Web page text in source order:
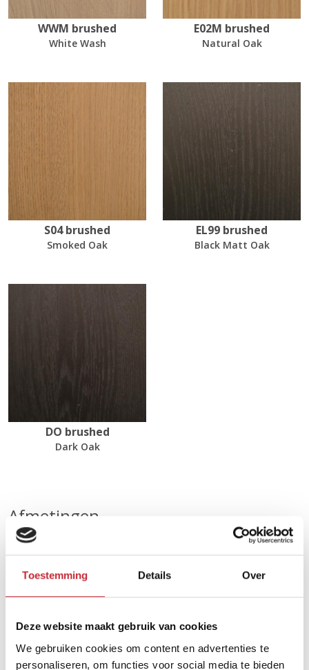
Toestemming Details Over
Deze website maakt gebruik van cookies
We gebruiken cookies om content en advertenties te
personaliseren, om functies voor social media te bieden
WWM brushed
White Wash
E02M brushed
Natural Oak
S04 brushed
Smoked Oak
EL99 brushed
Black Matt Oak
DO brushed
Dark Oak
Afmetingen
dealer in ons netwerk